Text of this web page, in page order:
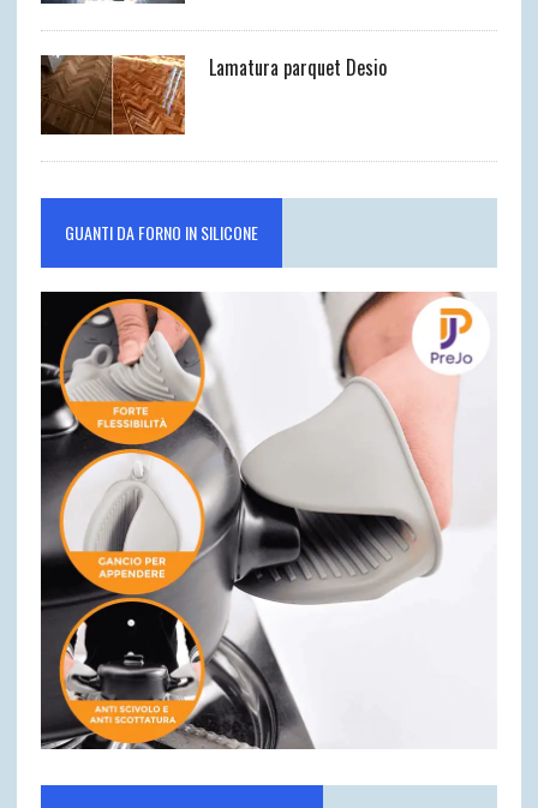
Lamatura parquet Desio
GUANTI DA FORNO IN SILICONE